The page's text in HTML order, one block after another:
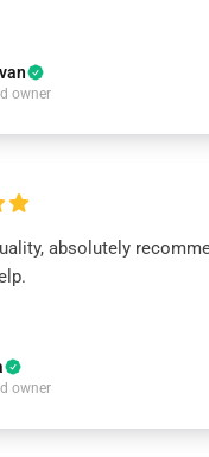
owner
absolutely
owner